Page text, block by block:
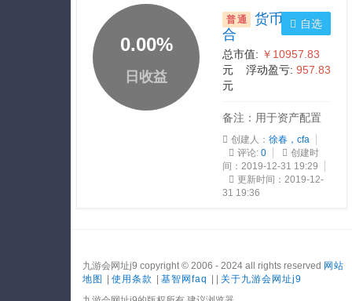
0.00%
日收益
普通
货币基金组
合
总市值: ￥10957.83
元 浮动盈亏: 957.83
元
备注：用于资产配置
创建人： 徐春，cfa
评论: 0
创建时
间：2019-12-31 19:29
更新时间：2019-12-
31 19:36
自选
九游会网址j9 copyright © 2006 - 2024 all rights reserved 网站
地图
使用条款 基智网faq
关于九游会网址j9